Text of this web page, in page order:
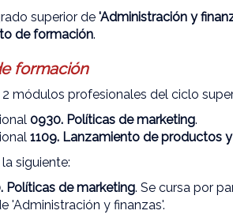
superior de 'Administración y
de formación.
formación
módulos profesionales del ciclo
0930. Políticas de marketing.
1109. Lanzamiento de productos
siguiente:
Políticas de marketing. Se cursa por
'Administración y finanzas'.